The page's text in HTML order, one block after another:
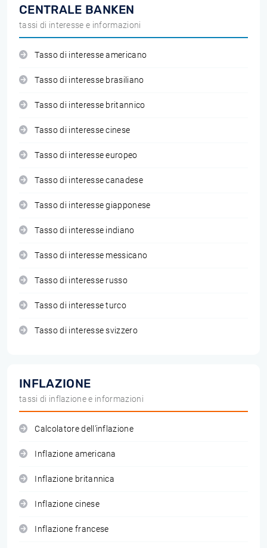
CENTRALE BANKEN
tassi di interesse e informazioni
Tasso di interesse americano
Tasso di interesse brasiliano
Tasso di interesse britannico
Tasso di interesse cinese
Tasso di interesse europeo
Tasso di interesse canadese
Tasso di interesse giapponese
Tasso di interesse indiano
Tasso di interesse messicano
Tasso di interesse russo
Tasso di interesse turco
Tasso di interesse svizzero
INFLAZIONE
tassi di inflazione e informazioni
Calcolatore dell'inflazione
Inflazione americana
Inflazione britannica
Inflazione cinese
Inflazione francese